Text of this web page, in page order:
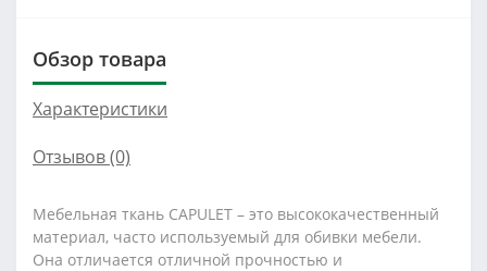
Обзор товара
Характеристики
Отзывов (0)
Мебельная ткань CAPULET – это высококачественный
материал, часто используемый для обивки мебели.
Она отличается отличной прочностью и